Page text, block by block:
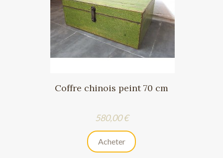
Coffre chinois peint 70 cm
Prix
580,00 €
Acheter